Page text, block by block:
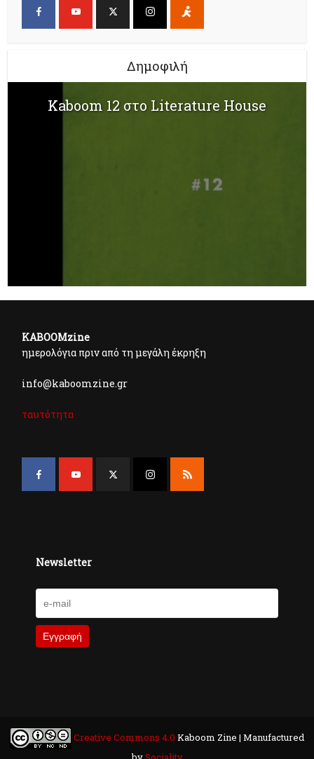
Δημοφιλή
Kaboom 12 στο Literature House
KABOOMzine
ημερολόγια πριν από τη μεγάλη έκρηξη
info@kaboomzine.gr
ταυτότητα
Newsletter
Creative Commons 4.0 Kaboom Zine | Manufactured